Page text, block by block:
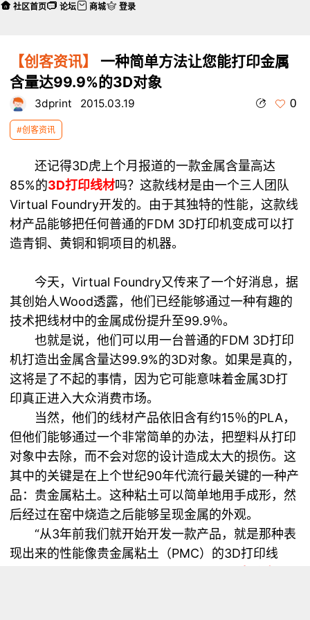
【创客资讯】
一种简单方法让您能打印金属
含量达99.9%的3D对象
3dprint 2015.03.19 0
#创客资讯
还记得3D虎上个月报道的一款金属含量高达
85%的3D打印线材吗？这款线材是由一个三人团队
Virtual Foundry开发的。由于其独特的性能，这款线
材产品能够把任何普通的FDM 3D打印机变成可以打
造青铜、黄铜和铜项目的机器。
今天，Virtual Foundry又传来了一个好消息，据
其创始人Wood透露，他们已经能够通过一种有趣的
技术把线材中的金属成份提升至99.9％。
也就是说，他们可以用一台普通的FDM 3D打印
机打造出金属含量达99.9%的3D对象。如果是真的，
这将是了不起的事情，因为它可能意味着金属3D打
印真正进入大众消费市场。
当然，他们的线材产品依旧含有约15％的PLA，
但他们能够通过一个非常简单的办法，把塑料从打印
对象中去除，而不会对您的设计造成太大的损伤。这
其中的关键是在上个世纪90年代流行最关键的一种产
品：贵金属粘土。这种粘土可以简单地用手成形，然
后经过在窑中烧造之后能够呈现金属的外观。
“从3年前我们就开始开发一款产品，就是那种表
现出来的性能像贵金属粘土（PMC）的3D打印线
社区首页 论坛 商城 登录